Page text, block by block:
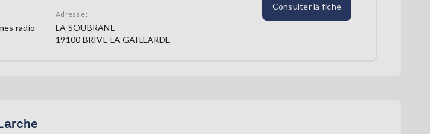
radio
Adresse :
LA SOUBRANE
19100 BRIVE LA GAILLARDE
Consulter la fiche